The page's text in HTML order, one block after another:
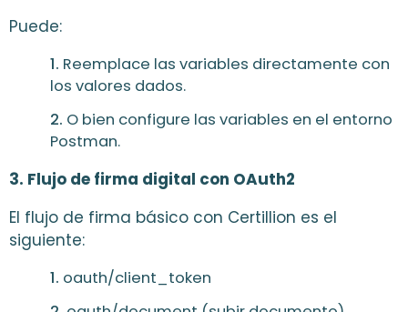
Puede:
Reemplace las variables directamente con
los valores dados.
O bien configure las variables en el entorno
Postman.
3. Flujo de firma digital con OAuth2
El flujo de firma básico con Certillion es el
siguiente:
oauth/client_token